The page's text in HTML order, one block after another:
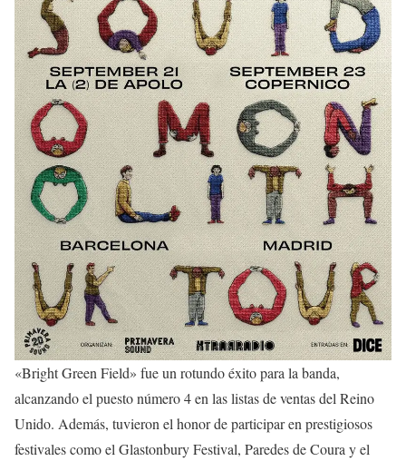
«Bright Green Field» fue un rotundo éxito para la banda,
alcanzando el puesto número 4 en las listas de ventas del Reino
Unido. Además, tuvieron el honor de participar en prestigiosos
festivales como el Glastonbury Festival, Paredes de Coura y el